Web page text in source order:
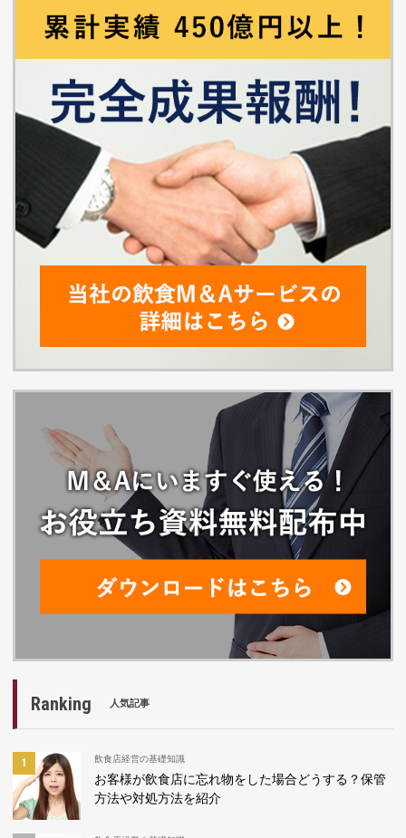
Ranking 人気記事
飲食店経営の基礎知識
お客様が飲食店に忘れ物をした場合どうする？保管
方法や対処方法を紹介